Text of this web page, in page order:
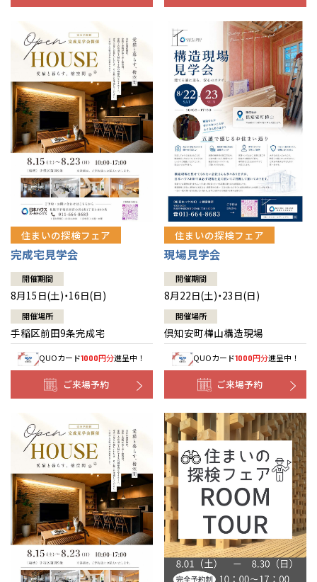
住まいの探検フェア
完成宅見学会
開催期間
8月15日(土)・16日(日)
開催場所
手稲区前田9条完成宅
QUOカード1000円分進呈中！
ご来場予約
住まいの探検フェア
現場見学会
開催期間
8月22日(土)・23日(日)
開催場所
倶知安町樺山構造現場
QUOカード1000円分進呈中！
ご来場予約
全国の展示場
北海道
札幌
東北
お近くのイベント
北海道
札幌
札幌
小樽
東北